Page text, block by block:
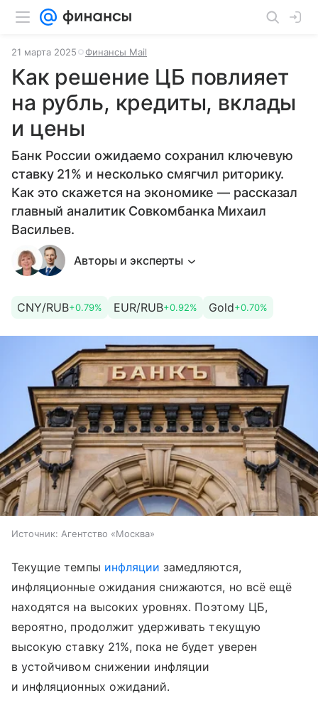
21 марта 2025 Финансы Mail
Как решение ЦБ повлияет
на рубль, кредиты, вклады
и цены
Банк России ожидаемо сохранил ключевую
ставку 21% и несколько смягчил риторику.
Как это скажется на экономике — рассказал
главный аналитик Совкомбанка Михаил
Васильев.
Авторы и эксперты
CNY/RUB+0.79% EUR/RUB+0.92% Gold+0.70%
Источник: Агентство «Москва»
Текущие темпы инфляции замедляются,
инфляционные ожидания снижаются, но всё ещё
находятся на высоких уровнях. Поэтому ЦБ,
вероятно, продолжит удерживать текущую
высокую ставку 21%, пока не будет уверен
в устойчивом снижении инфляции
и инфляционных ожиданий.